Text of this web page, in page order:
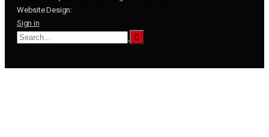
Website Design:
Sign in